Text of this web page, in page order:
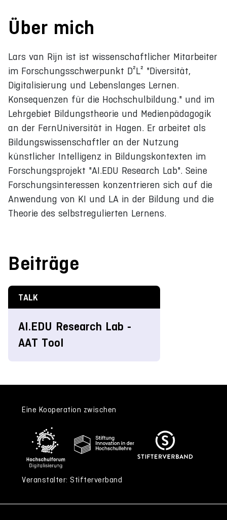
Über mich
Lars van Rijn ist ist wissenschaftlicher Mitarbeiter
im Forschungsschwerpunkt D²L² "Diversität,
Digitalisierung und Lebenslanges Lernen.
Konsequenzen für die Hochschulbildung." und im
Lehrgebiet Bildungstheorie und Medienpädagogik
an der FernUniversität in Hagen. Er arbeitet als
Bildungswissenschaftler an der Nutzung
künstlicher Intelligenz in Bildungskontexten im
Forschungsprojekt "AI.EDU Research Lab". Seine
Forschungsinteressen konzentrieren sich auf die
Anwendung von KI und LA in der Bildung und die
Theorie des selbstregulierten Lernens.
Beiträge
TALK
AI.EDU Research Lab -
AAT Tool
Eine Kooperation zwischen
Veranstalter: Stifterverband